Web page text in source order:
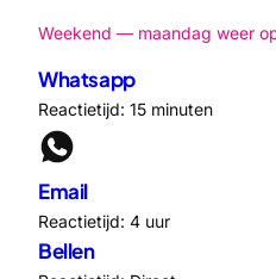
Weekend — maandag weer
Whatsapp
Reactietijd: 15 minuten
Email
Reactietijd: 4 uur
Bellen